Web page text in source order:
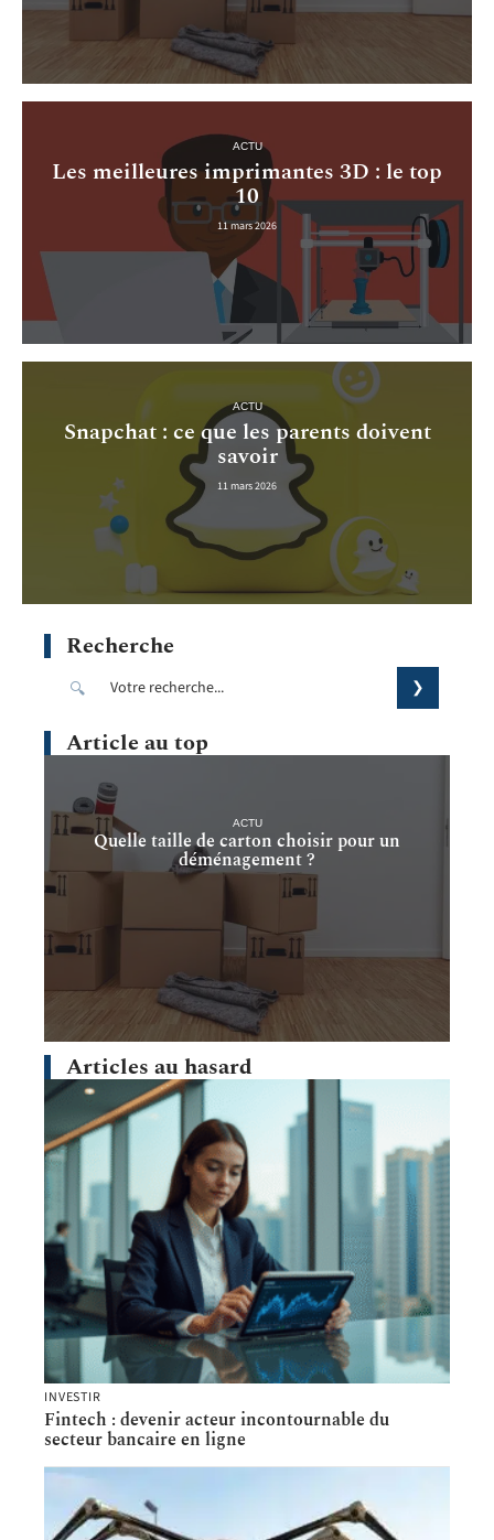
ACTU
Les meilleures imprimantes 3D : le top
10
11 mars 2026
ACTU
Snapchat : ce que les parents doivent
savoir
11 mars 2026
Recherche
Article au top
ACTU
Quelle taille de carton choisir pour un
déménagement ?
Articles au hasard
INVESTIR
Fintech : devenir acteur incontournable du
secteur bancaire en ligne